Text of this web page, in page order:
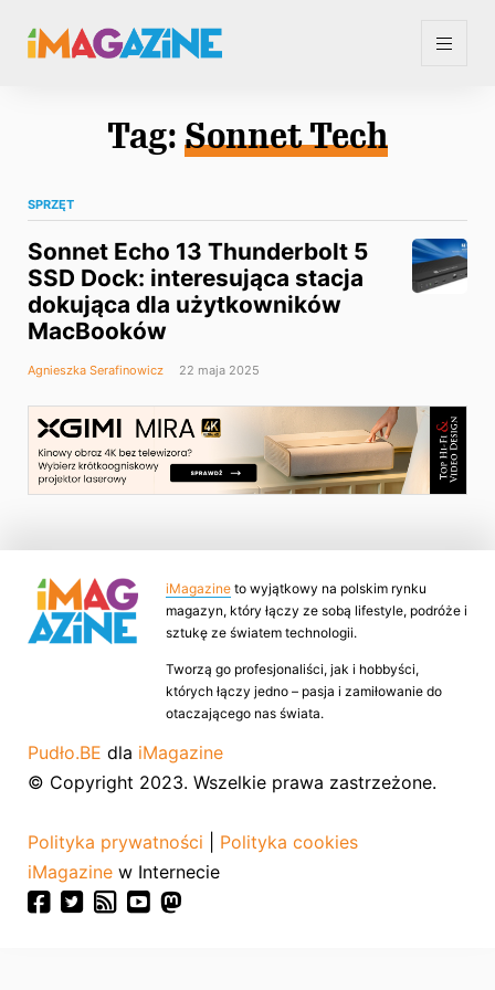
Tag: Sonnet Tech
SPRZĘT
Sonnet Echo 13 Thunderbolt 5
SSD Dock: interesująca stacja
dokująca dla użytkowników
MacBooków
Agnieszka Serafinowicz 22 maja 2025
iMagazine to wyjątkowy na polskim rynku
magazyn, który łączy ze sobą lifestyle, podróże i
sztukę ze światem technologii.
Tworzą go profesjonaliści, jak i hobbyści,
których łączy jedno – pasja i zamiłowanie do
otaczającego nas świata.
Pudło.BE dla iMagazine
© Copyright 2023. Wszelkie prawa zastrzeżone.
Polityka prywatności
Polityka cookies
iMagazine w Internecie